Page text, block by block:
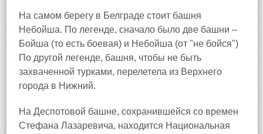
На самом берегу в Белграде стоит башня
Небойша. По легенде, сначало было две башни –
Бойша (то есть боевая) и Небойша (от "не бойся")
По другой легенде, башня, чтобы не быть
захваченной турками, перелетела из Верхнего
города в Нижний.
На Деспотовой башне, сохранившейся со времен
Стефана Лазаревича, находится Национальная